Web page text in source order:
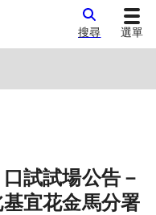
搜尋 選單
試試場公告－
宜花金馬分署